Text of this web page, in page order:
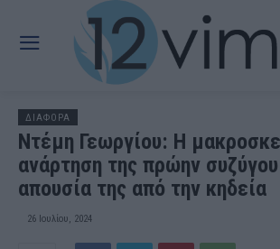
ΔΙΑΦΟΡΑ
Ντέμη Γεωργίου: Η
ανάρτηση της πρώην
απουσία της από την κηδεία
26 Ιουλίου, 2024